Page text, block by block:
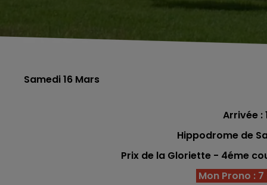
Samedi 16 Mars
Arrivée :
Hippodrome de
Prix de la Gloriette - 4éme
Mon Prono :